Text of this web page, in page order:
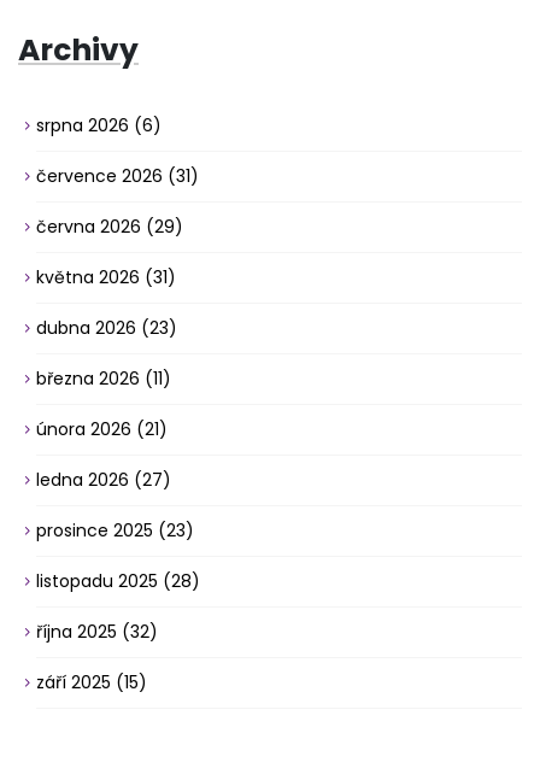
Archivy
srpna 2026 (6)
července 2026 (31)
června 2026 (29)
května 2026 (31)
dubna 2026 (23)
března 2026 (11)
února 2026 (21)
ledna 2026 (27)
prosince 2025 (23)
listopadu 2025 (28)
října 2025 (32)
září 2025 (15)